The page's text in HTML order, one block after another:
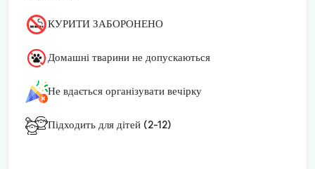
КУРИТИ ЗАБОРОНЕНО
Домашні тварини не допускаються
Не вдається організувати вечірку
Підходить для дітей (2-12)